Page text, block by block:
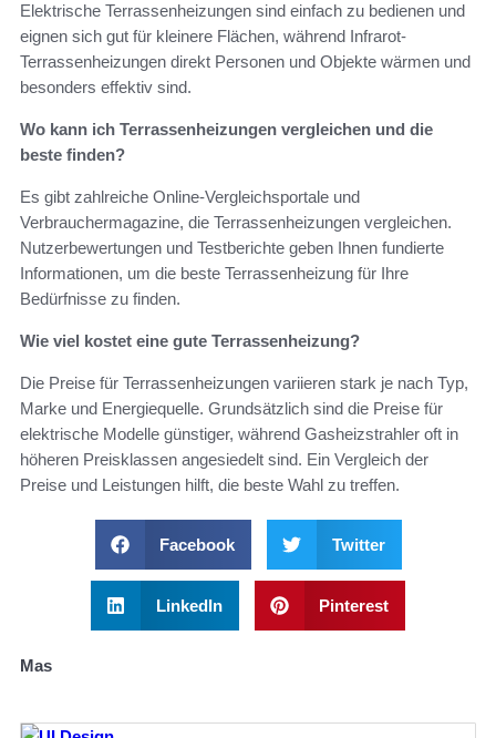
Elektrische Terrassenheizungen sind einfach zu bedienen und
eignen sich gut für kleinere Flächen, während Infrarot-
Terrassenheizungen direkt Personen und Objekte wärmen und
besonders effektiv sind.
Wo kann ich Terrassenheizungen vergleichen und die
beste finden?
Es gibt zahlreiche Online-Vergleichsportale und
Verbrauchermagazine, die Terrassenheizungen vergleichen.
Nutzerbewertungen und Testberichte geben Ihnen fundierte
Informationen, um die beste Terrassenheizung für Ihre
Bedürfnisse zu finden.
Wie viel kostet eine gute Terrassenheizung?
Die Preise für Terrassenheizungen variieren stark je nach Typ,
Marke und Energiequelle. Grundsätzlich sind die Preise für
elektrische Modelle günstiger, während Gasheizstrahler oft in
höheren Preisklassen angesiedelt sind. Ein Vergleich der
Preise und Leistungen hilft, die beste Wahl zu treffen.
Facebook Twitter
LinkedIn Pinterest
Mas